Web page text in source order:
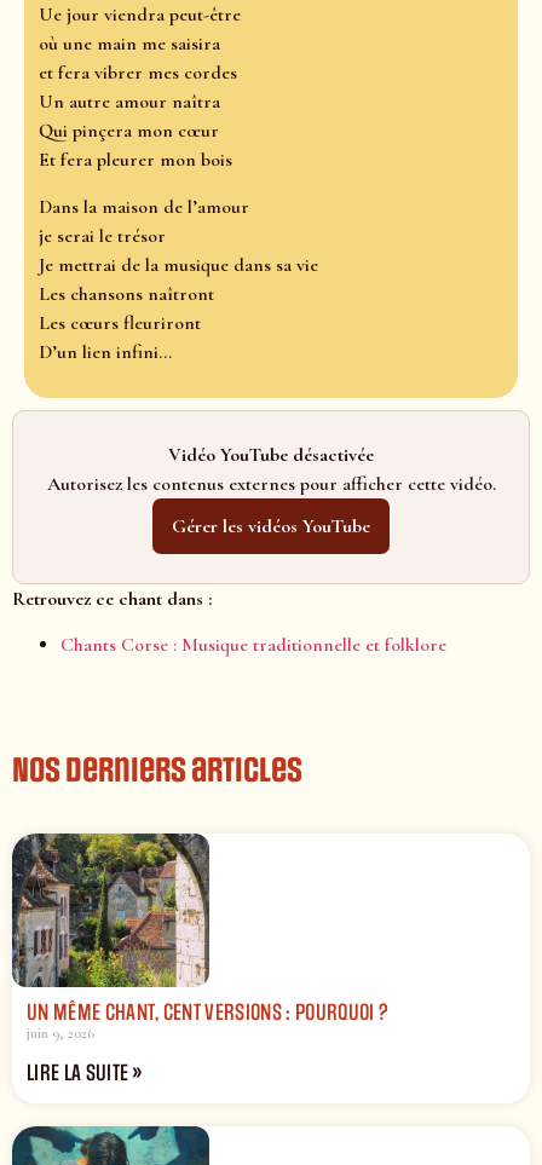
Ue jour viendra peut-être
où une main me saisira
et fera vibrer mes cordes
Un autre amour naîtra
Qui pinçera mon cœur
Et fera pleurer mon bois
Dans la maison de l’amour
je serai le trésor
Je mettrai de la musique dans sa vie
Les chansons naîtront
Les cœurs fleuriront
D’un lien infini...
Vidéo YouTube désactivée
Autorisez les contenus externes pour afficher cette vidéo.
Gérer les vidéos YouTube
Retrouvez ce chant dans :
Chants Corse : Musique traditionnelle et folklore
Nos derniers articles
UN MÊME CHANT, CENT VERSIONS : POURQUOI ?
juin 9, 2026
LIRE LA SUITE »